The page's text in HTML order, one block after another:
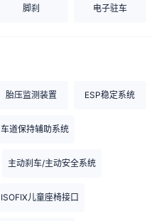
脚刹 电子驻车
胎压监测装置 ESP稳定系统
车道保持辅助系统
主动刹车/主动安全系统
ISOFIX儿童座椅接口